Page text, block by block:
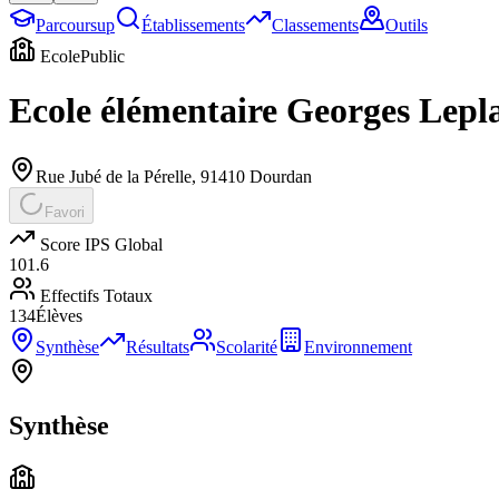
Parcoursup Établissements Classements
Outils
EcolePublic
Ecole élémentaire Georges
Rue Jubé de la Pérelle, 91410 Dourdan
Favori
Score IPS Global
101.6
Effectifs Totaux
134Élèves
Synthèse
Résultats Scolarité Environnement
Synthèse